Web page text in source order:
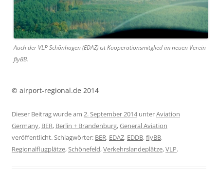
Auch der VLP Schönhagen (EDAZ) ist Kooperationsmitglied im neuen Verein
flyBB.
© airport-regional.de 2014
Dieser Beitrag wurde am 2. September 2014unterAviation
Germany, BER, Berlin + Brandenburg,General Aviation
veröffentlicht. Schlagwörter: BER, EDAZ, EDDB,flyBB,
Regionalflugplätze,Schönefeld,Verkehrslandeplätze,VLP.